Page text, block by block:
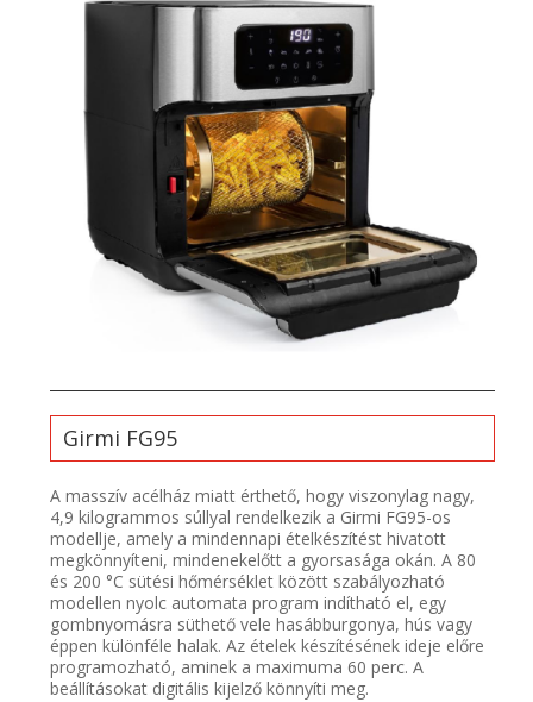
Girmi FG95
A masszív acélház miatt érthető, hogy viszonylag nagy,
4,9 kilogrammos súllyal rendelkezik a Girmi FG95-os
modellje, amely a mindennapi ételkészítést hivatott
megkönnyíteni, mindenekelőtt a gyorsasága okán. A 80
és 200 °C sütési hőmérséklet között szabályozható
modellen nyolc automata program indítható el, egy
gombnyomásra süthető vele hasábburgonya, hús vagy
éppen különféle halak. Az ételek készítésének ideje előre
programozható, aminek a maximuma 60 perc. A
beállításokat digitális kijelző könnyíti meg.